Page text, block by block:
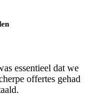
essentieel dat we
offertes gehad